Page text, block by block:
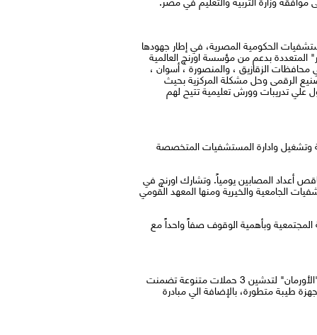
الطبية في المستشفيات الحكومية المصرية، في إطار جهودها
كورونا المستجد "كوفيد 19". جاءت مبادرات "اورنچ مصر" المتعددة بدعم من مؤسسة اورنچ العالمية
الزقازيق ، والمنصورة ، أسوان ،
الرقمى وحل مشكلة المركزية بحيث
علي تدريبات وورش تعليمية تتيح لهم
وادارة المستشفيات المتخصصة
أعداد المصابين يومياً. وتشارك اورنچ في
الجامعية والخيرية ومنها المعهد القومي
المجتمعية وبأهمية الوقوف صفاً واحداً مع
قامت اورنچ مصر بتنفيذ حزمة مبادرات جديدة تستهدف دعم المجتمع المصري في ظل الظروف الحالية وذلك بالتعاون مع جمعية "الأورمان" لتدشين 3 حملات متنوعة تضمنت
طيبة متطورة، بالإضافة الي مبادرة